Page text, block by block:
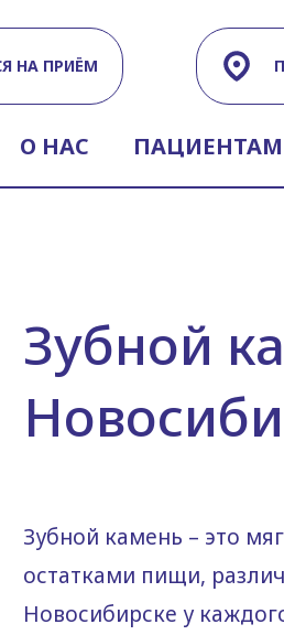
НА ПРИЁМ
О НАС ПАЦИЕНТАМ
Зубной
Зубной камень – это
остатками пищи,
Новосибирске у